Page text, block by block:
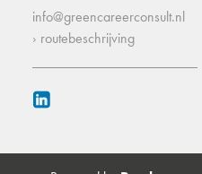
info@greencareerconsult.nl
› routebeschrijving